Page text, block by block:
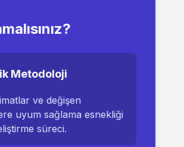
Metodoloji
ve değişen
uyum sağlama esnekliği
süreci.